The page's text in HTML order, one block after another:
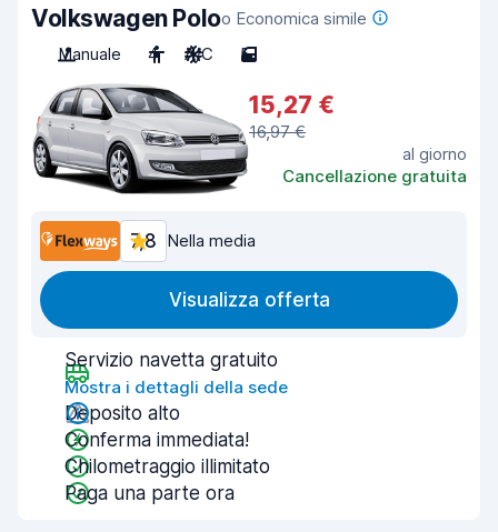
Volkswagen Poloo Economica simile
Manuale
4 A/C 5
15,27 €
16,97 €
al giorno
Cancellazione gratuita
7,8 Nella media
Visualizza offerta
Servizio navetta gratuito
Mostra i dettagli della sede
Deposito alto
Conferma immediata!
Chilometraggio illimitato
Paga una parte ora